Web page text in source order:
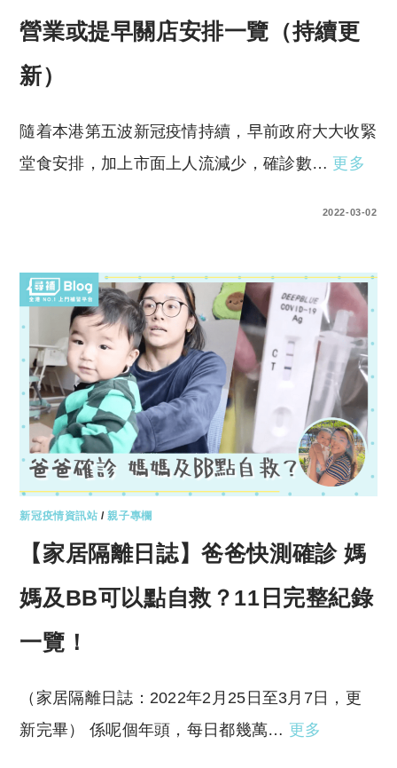
營業或提早關店安排一覽（持續更
新）
隨着本港第五波新冠疫情持續，早前政府大大收緊
堂食安排，加上市面上人流減少，確診數… 更多
2022-03-02
新冠疫情資訊站 /親子專欄
【家居隔離日誌】爸爸快測確診 媽
媽及BB可以點自救？11日完整紀錄
一覽！
（家居隔離日誌：2022年2月25日至3月7日，更
新完畢） 係呢個年頭，每日都幾萬… 更多